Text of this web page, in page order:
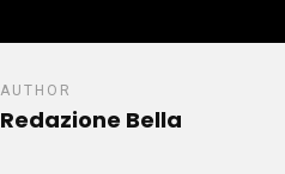
AUTHOR
Redazione Bella